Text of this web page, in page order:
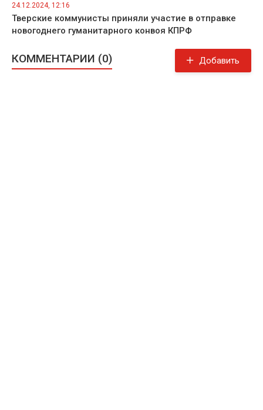
24.12.2024, 12:16
Тверские коммунисты приняли участие в отправке
новогоднего гуманитарного конвоя КПРФ
КОММЕНТАРИИ (0) Добавить